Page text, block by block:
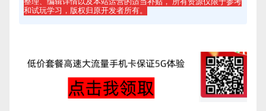
和试玩学习，版权归原开发者所有。